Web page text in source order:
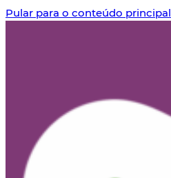
Pular para o conteúdo principal